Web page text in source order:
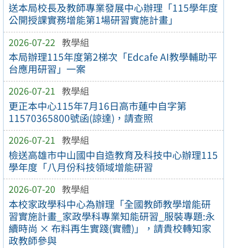
送本局校長及教師專業發展中心辦理「115學年度
公開授課實務增能第1場研習實施計畫」
2026-07-22 教學組
本局辦理115年度第2梯次「Edcafe AI教學輔助平
台應用研習」一案
2026-07-21 教學組
更正本中心115年7月16日高市蓮中自字第
11570365800號函(諒達)，請查照
2026-07-21 教學組
檢送高雄市中山國中自造教育及科技中心辦理115
學年度「八月份科技領域增能研習
2026-07-20 教學組
本校家政學科中心為辦理「全國教師教學增能研
習實施計畫_家政學科專業知能研習_服裝專題:永
續時尚 × 布料再生實踐(實體)」，請貴校轉知家
政教師參與